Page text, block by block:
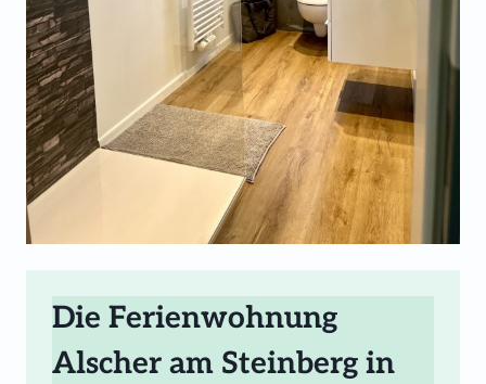
Die Ferienwohnung
Alscher am Steinberg in